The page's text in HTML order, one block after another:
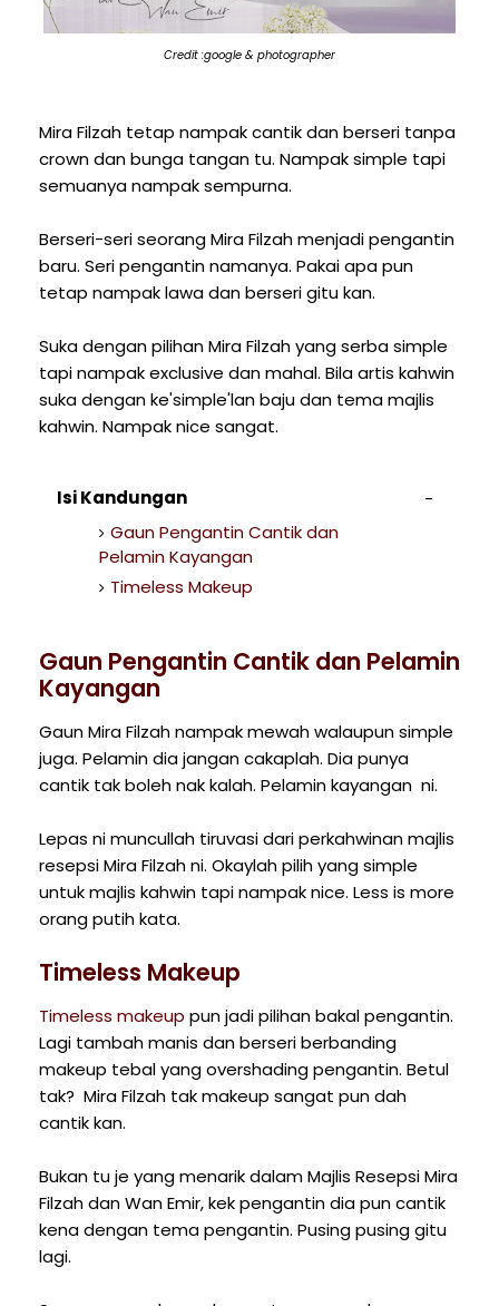
Credit :google & photographer
Mira Filzah tetap nampak cantik dan berseri tanpa
crown dan bunga tangan tu. Nampak simple tapi
semuanya nampak sempurna.
Berseri-seri seorang Mira Filzah menjadi pengantin
baru. Seri pengantin namanya. Pakai apa pun
tetap nampak lawa dan berseri gitu kan.
Suka dengan pilihan Mira Filzah yang serba simple
tapi nampak exclusive dan mahal. Bila artis kahwin
suka dengan ke'simple'lan baju dan tema majlis
kahwin. Nampak nice sangat.
Isi Kandungan
Gaun Pengantin Cantik dan
Pelamin Kayangan
Timeless Makeup
Gaun Pengantin Cantik dan Pelamin
Kayangan
Gaun Mira Filzah nampak mewah walaupun simple
juga. Pelamin dia jangan cakaplah. Dia punya
cantik tak boleh nak kalah. Pelamin kayangan ni.
Lepas ni muncullah tiruvasi dari perkahwinan majlis
resepsi Mira Filzah ni. Okaylah pilih yang simple
untuk majlis kahwin tapi nampak nice. Less is more
orang putih kata.
Timeless Makeup
Timeless makeup pun jadi pilihan bakal pengantin.
Lagi tambah manis dan berseri berbanding
makeup tebal yang overshading pengantin. Betul
tak? Mira Filzah tak makeup sangat pun dah
cantik kan.
Bukan tu je yang menarik dalam Majlis Resepsi Mira
Filzah dan Wan Emir, kek pengantin dia pun cantik
kena dengan tema pengantin. Pusing pusing gitu
lagi.